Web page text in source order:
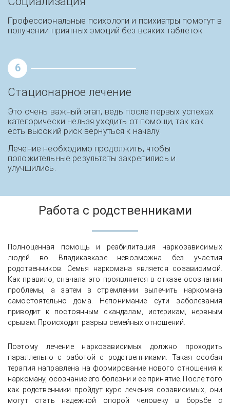
Профессиональные психологи и психиатры помогут в
получении приятных эмоций без всяких таблеток.
6
Стационарное лечение
Это очень важный этап, ведь после первых успехах
категорически нельзя уходить от помощи, так как
есть высокий риск вернуться к началу.
Лечение необходимо продолжить, чтобы
положительные результаты закрепились и
улучшились.
Работа с родственниками
Полноценная помощь и реабилитация наркозависимых
людей во Владикавказе невозможна без участия
родственников. Семья наркомана является созависимой.
Как правило, сначала это проявляется в отказе осознания
проблемы, а затем в стремлении вылечить наркомана
самостоятельно дома. Непонимание сути заболевания
приводит к постоянным скандалам, истерикам, нервным
срывам. Происходит разрыв семейных отношений.
Поэтому лечение наркозависимых должно проходить
параллельно с работой с родственниками. Такая особая
терапия направлена на формирование нового отношения к
наркоману, осознание его болезни и ее принятие. После того
как родственники пройдут курс лечения созависимых, они
могут стать надежной опорой человеку в борьбе с